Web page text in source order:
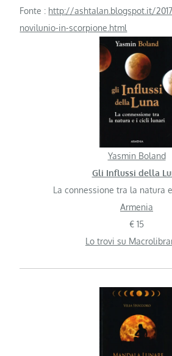
Fonte : http://ashtalan.blogspot.it/2017/
novilunio-in-scorpione.html
Yasmin Boland
Gli Influssi della
La connessione tra la natura
Armenia
€ 15
Lo trovi su